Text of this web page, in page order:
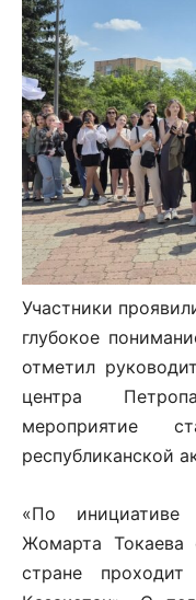
Участники
глубокое
отметил
центра
мероприятие
республиканской
«По инициативе
Жомарта
стране проходит